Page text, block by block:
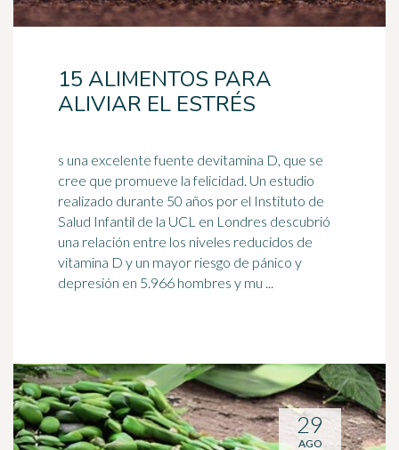
15 ALIMENTOS PARA
ALIVIAR EL ESTRÉS
s una excelente fuente devitamina D, que se
cree que promueve la felicidad. Un estudio
realizado durante 50 años por el Instituto de
Salud Infantil de la UCL en Londres descubrió
una relación entre los niveles reducidos de
vitamina D y un mayor riesgo de pánico y
depresión en 5.966 hombres y mu ...
29
AGO